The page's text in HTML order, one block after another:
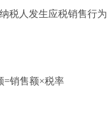
纳税人发生应税销售行为
=销售额×税率